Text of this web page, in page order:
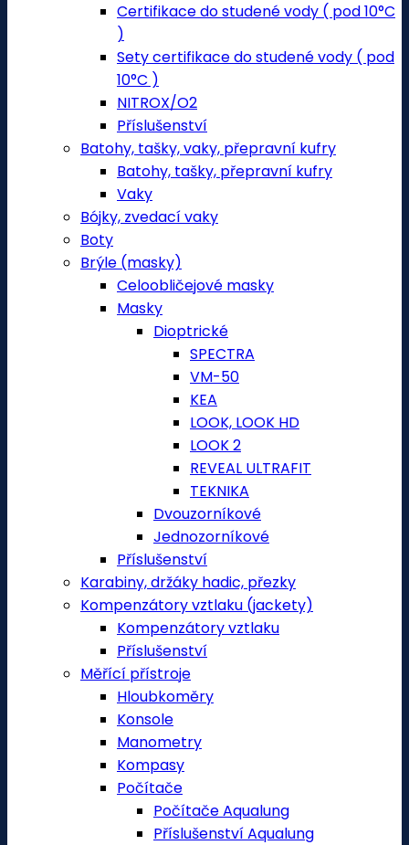
Certifikace do studené vody ( pod 10°C
)
Sety certifikace do studené vody ( pod
10°C )
NITROX/O2
Příslušenství
Batohy, tašky, vaky, přepravní kufry
Batohy, tašky, přepravní kufry
Vaky
Bójky, zvedací vaky
Boty
Brýle (masky)
Celoobličejové masky
Masky
Dioptrické
SPECTRA
VM-50
KEA
LOOK, LOOK HD
LOOK 2
REVEAL ULTRAFIT
TEKNIKA
Dvouzorníkové
Jednozorníkové
Příslušenství
Karabiny, držáky hadic, přezky
Kompenzátory vztlaku (jackety)
Kompenzátory vztlaku
Příslušenství
Měřící přístroje
Hloubkoměry
Konsole
Manometry
Kompasy
Počítače
Počítače Aqualung
Příslušenství Aqualung